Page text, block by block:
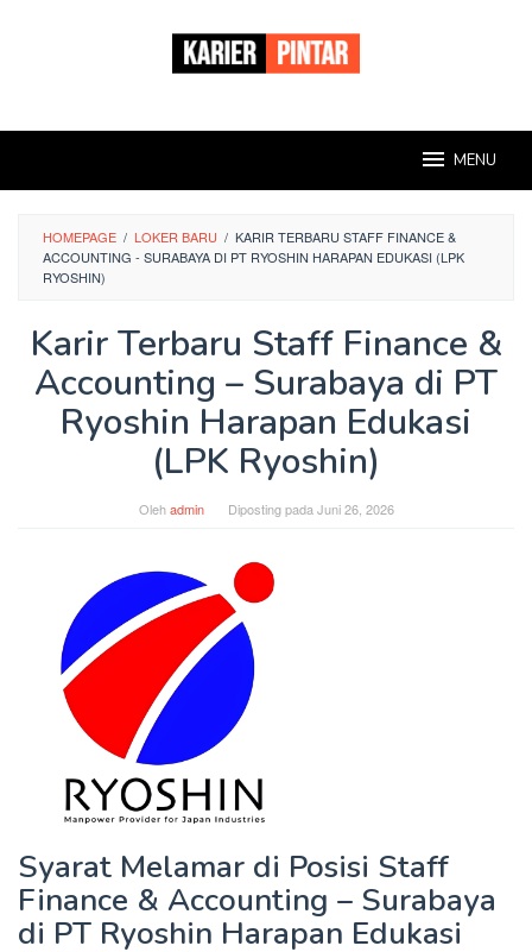
MENU
HOMEPAGE / LOKER BARU / KARIR TERBARU STAFF FINANCE &
ACCOUNTING - SURABAYA DI PT RYOSHIN HARAPAN EDUKASI (LPK
RYOSHIN)
Karir Terbaru Staff Finance &
Accounting – Surabaya di PT
Ryoshin Harapan Edukasi
(LPK Ryoshin)
Olehadmin Diposting pada Juni 26, 2026
Syarat Melamar di Posisi Staff
Finance & Accounting – Surabaya
di PT Ryoshin Harapan Edukasi